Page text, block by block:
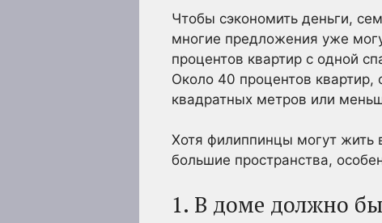
Чтобы сэкономить деньги,
многие предложения уже
процентов квартир с одной
Около 40 процентов
квадратных метров или
Хотя филиппинцы могут жить
большие пространства,
1. В доме должно